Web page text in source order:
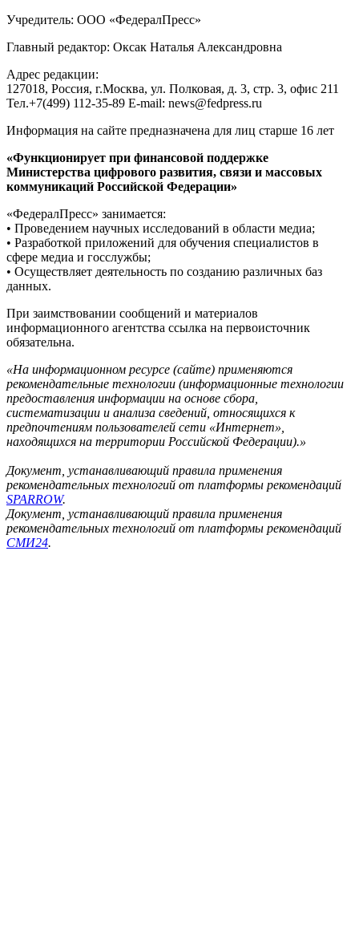
Учредитель: ООО «ФедералПресс»
Главный редактор: Оксак Наталья Александровна
Адрес редакции:
127018, Россия, г.Москва, ул. Полковая, д. 3, стр. 3, офис 211
Тел.+7(499) 112-35-89 E-mail: news@fedpress.ru
Информация на сайте предназначена для лиц старше 16 лет
«Функционирует при финансовой поддержке
Министерства цифрового развития, связи и массовых
коммуникаций Российской Федерации»
«ФедералПресс» занимается:
• Проведением научных исследований в области медиа;
• Разработкой приложений для обучения специалистов в
сфере медиа и госслужбы;
• Осуществляет деятельность по созданию различных баз
данных.
При заимствовании сообщений и материалов
информационного агентства ссылка на первоисточник
обязательна.
«На информационном ресурсе (сайте) применяются
рекомендательные технологии (информационные технологии
предоставления информации на основе сбора,
систематизации и анализа сведений, относящихся к
предпочтениям пользователей сети «Интернет»,
находящихся на территории Российской Федерации).»
Документ, устанавливающий правила применения
рекомендательных технологий от платформы рекомендаций
SPARROW.
Документ, устанавливающий правила применения
рекомендательных технологий от платформы рекомендаций
СМИ24.